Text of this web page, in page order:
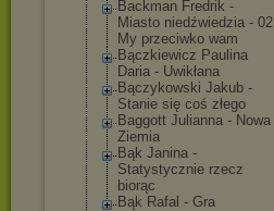
Backman Fredrik -
Miasto niedźwiedzia - 02
My przeciwko wam
Bączkiewicz Paulina
Daria - Uwikłana
Bączykowski Jakub -
Stanie się coś złego
Baggott Julianna - Nowa
Ziemia
Bąk Janina -
Statystycznie rzecz
biorąc
Bąk Rafal - Gra